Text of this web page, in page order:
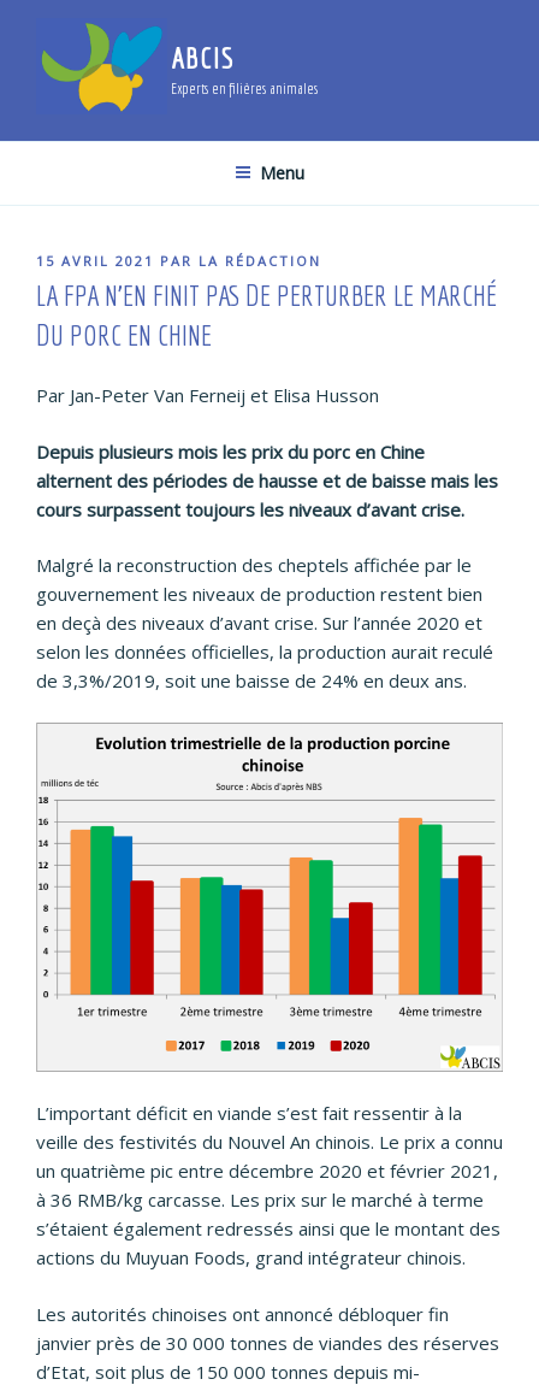
contenu
ABCIS
Experts en filières animales
Menu
PUBLIÉ
LE
15 AVRIL 2021 PAR LA RÉDACTION
LA FPA N’EN FINIT PAS DE PERTURBER LE MARCHÉ
DU PORC EN CHINE
Par Jan-Peter Van Ferneij et Elisa Husson
Depuis plusieurs mois les prix du porc en Chine
alternent des périodes de hausse et de baisse mais les
cours surpassent toujours les niveaux d’avant crise.
Malgré la reconstruction des cheptels affichée par le
gouvernement les niveaux de production restent bien
en deçà des niveaux d’avant crise. Sur l’année 2020 et
selon les données officielles, la production aurait reculé
de 3,3%/2019, soit une baisse de 24% en deux ans.
L’important déficit en viande s’est fait ressentir à la
veille des festivités du Nouvel An chinois. Le prix a connu
un quatrième pic entre décembre 2020 et février 2021,
à 36 RMB/kg carcasse. Les prix sur le marché à terme
s’étaient également redressés ainsi que le montant des
actions du Muyuan Foods, grand intégrateur chinois.
Les autorités chinoises ont annoncé débloquer fin
janvier près de 30 000 tonnes de viandes des réserves
d’Etat, soit plus de 150 000 tonnes depuis mi-